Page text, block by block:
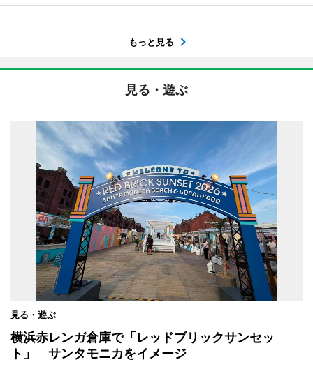
もっと見る
見る・遊ぶ
見る・遊ぶ
横浜赤レンガ倉庫で「レッドブリックサンセッ
ト」 サンタモニカをイメージ